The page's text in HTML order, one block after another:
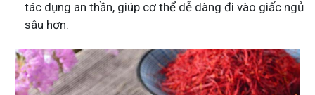
tác dụng an thần, giúp cơ thể dễ dàng đi vào giấc ngủ
sâu hơn.